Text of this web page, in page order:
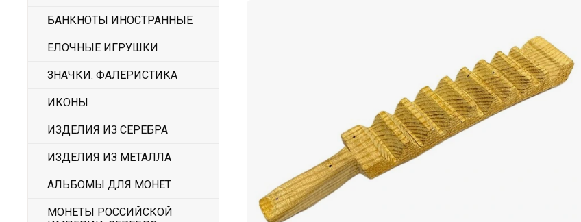
БАНКНОТЫ ИНОСТРАННЫЕ
ЕЛОЧНЫЕ ИГРУШКИ
ЗНАЧКИ. ФАЛЕРИСТИКА
ИКОНЫ
ИЗДЕЛИЯ ИЗ СЕРЕБРА
ИЗДЕЛИЯ ИЗ МЕТАЛЛА
АЛЬБОМЫ ДЛЯ МОНЕТ
МОНЕТЫ РОССИЙСКОЙ